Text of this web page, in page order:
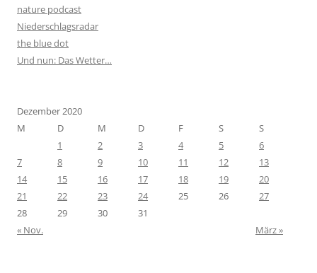
nature podcast
Niederschlagsradar
the blue dot
Und nun: Das Wetter…
Dezember 2020
M
D M D F S
S
1
2 3 4 5
6
7
8 9 10 11 12
13
14
15 16 17 18 19
20
21
22 23 24 25 26
27
28
29 30
31
« Nov.
März »